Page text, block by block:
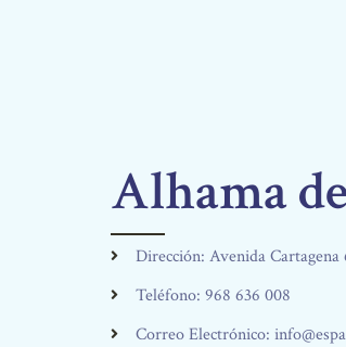
Alhama
Dirección: Avenida
Teléfono: 968 636 008
Correo Electrónico: